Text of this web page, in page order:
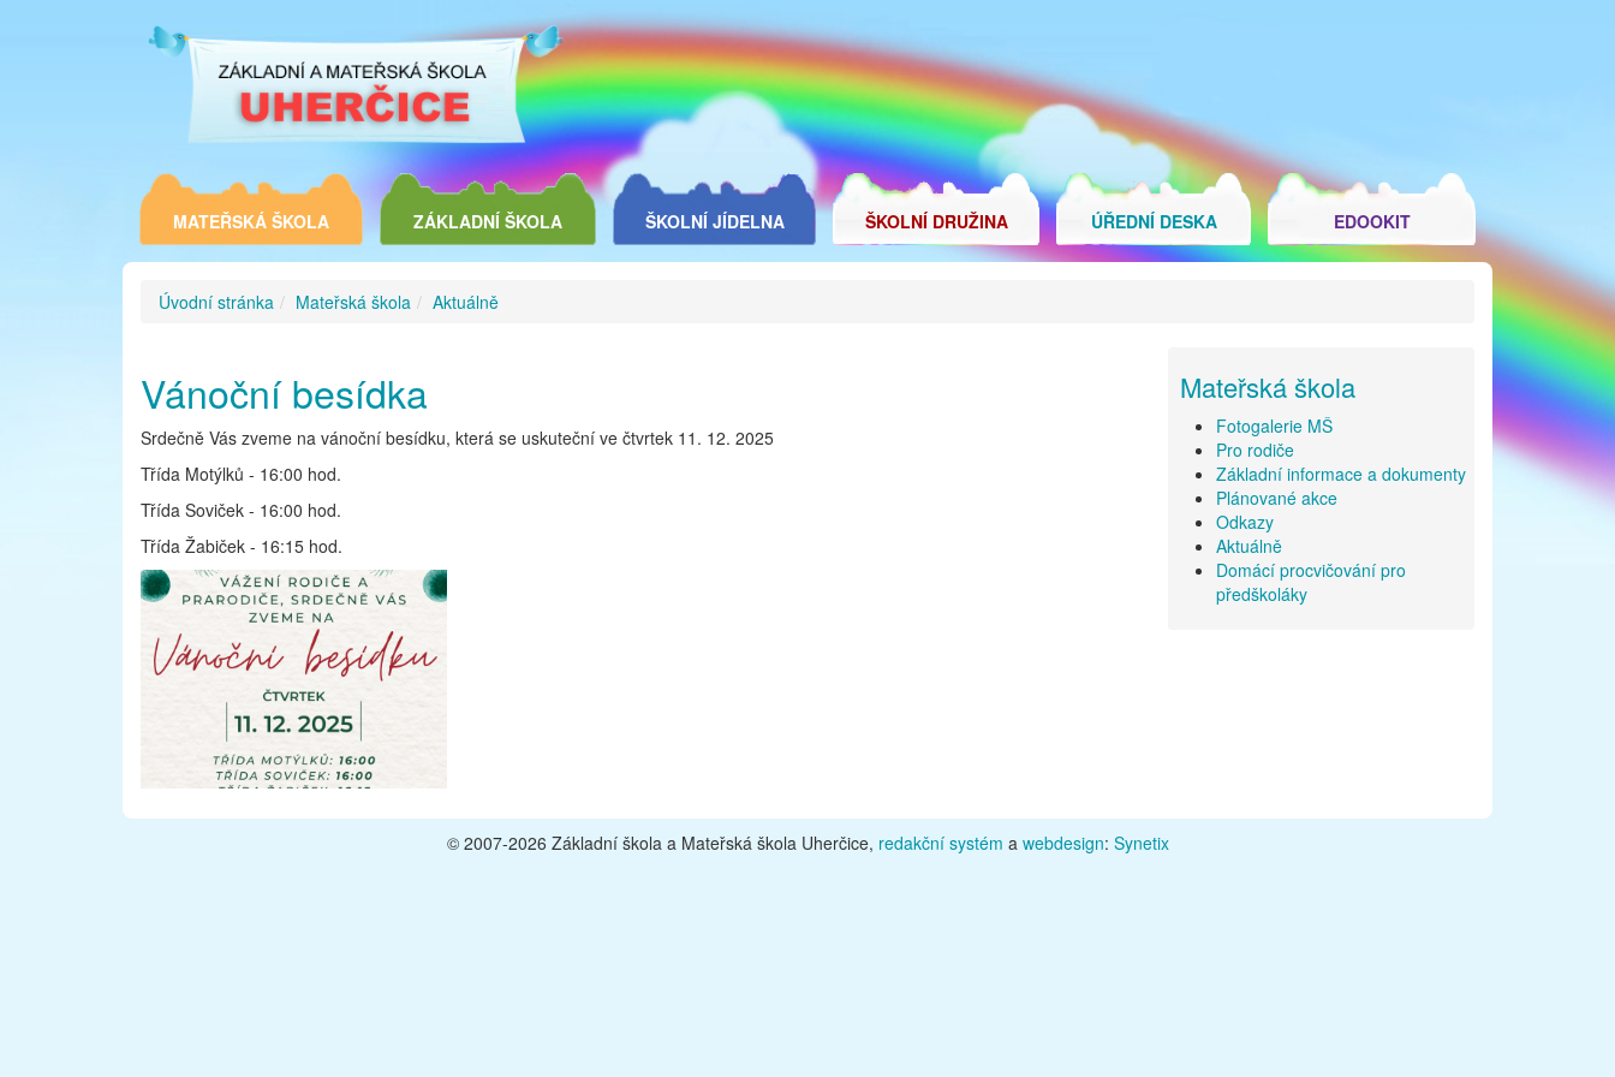
MATEŘSKÁ ŠKOLA ZÁKLADNÍ ŠKOLA ŠKOLNÍ JÍDELNA ŠKOLNÍ DRUŽINA ÚŘEDNÍ DESKA EDOOKIT
Úvodní stránka Mateřská škola Aktuálně
Mateřská škola
Fotogalerie MŠ
Pro rodiče
Základní informace a dokumenty
Plánované akce
Odkazy
Aktuálně
Domácí procvičování pro
předškoláky
Vánoční besídka
Srdečně Vás zveme na vánoční besídku, která se uskuteční ve čtvrtek 11. 12. 2025
Třída Motýlků - 16:00 hod.
Třída Soviček - 16:00 hod.
Třída Žabiček - 16:15 hod.
© 2007-2026 Základní škola a Mateřská škola Uherčice, redakční systém a webdesign: Synetix